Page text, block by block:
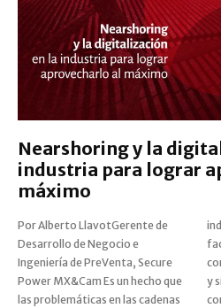
Nearshoring y la
industria para lograr
máximo
Por Alberto LlavotGerente de
Desarrollo de Negocio e
Ingeniería de PreVenta, Secure
Power MX&Cam Es un hecho que
las problemáticas en las cadenas
industrias (generados por dos
factores principales: los
conflictos sociopolíticos globales
y situaciones de fuerza mayor